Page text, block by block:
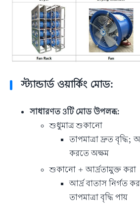
স্ট্যান্ডার্ড ওয়ার্কিং মোড:
সাধারণত 3টি মোড উপলব্ধ:
শুধুমাত্র শুকানো
তাপমাত্রা দ্রুত বৃদ্ধি;
করতে অক্ষম
শুকানো + আর্দ্রতামুক্ত করা
আর্দ্র বাতাস নির্গত
তাপমাত্রা বৃদ্ধি পায়